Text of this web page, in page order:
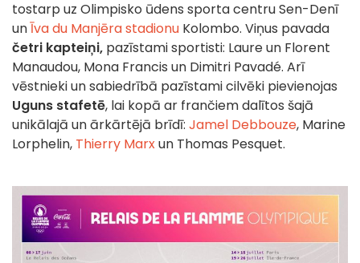
tostarp uz Olimpisko ūdens sporta centru Sen-Denī
unĪva du Manjēra stadionu Kolombo. Viņus pavada
četri kapteiņi, pazīstami sportisti: Laure un Florent
Manaudou, Mona Francis un Dimitri Pavadé. Arī
vēstnieki un sabiedrībā pazīstami cilvēki pievienojas
Uguns stafetē, lai kopā ar frančiem dalītos šajā
unikālajā un ārkārtējā brīdī: Jamel Debbouze, Marine
Lorphelin, Thierry Marxun Thomas Pesquet.